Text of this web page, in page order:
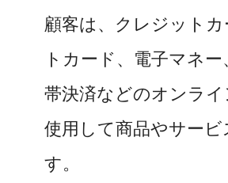
顧客は、クレジット
トカード、電子マネ
帯決済などのオンライ
使用して商品やサービ
す。